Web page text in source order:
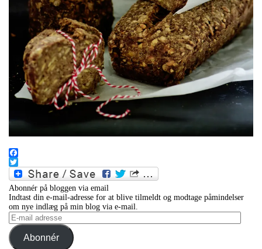
Facebook
Twitter
Abonnér på bloggen via email
Indtast din e-mail-adresse for at blive tilmeldt og modtage påmindelser
om nye indlæg på min blog via e-mail.
E-
mail
adresseAbonnér